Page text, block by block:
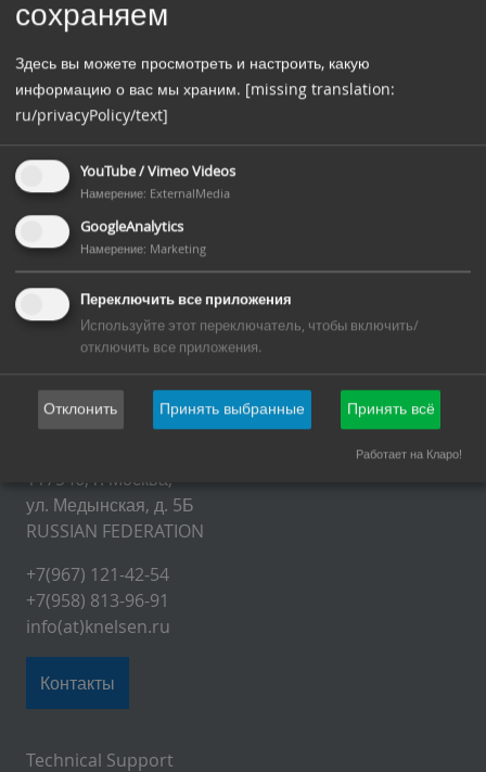
117546, г. Москва,
ул. Медынская, д. 5Б
RUSSIAN FEDERATION
+7(967) 121-42-54
+7(958) 813-96-91
info(at)knelsen.ru
Контакты
Technical Support
сохраняем
Здесь вы можете просмотреть и настроить, какую
информацию о вас мы храним. [missing translation:
ru/privacyPolicy/text]
YouTube / Vimeo Videos
Намерение: ExternalMedia
GoogleAnalytics
Намерение: Marketing
Переключить все приложения
Используйте этот переключатель, чтобы включить/
отключить все приложения.
Отклонить Принять выбранные Принять всё
Работает на Кларо!